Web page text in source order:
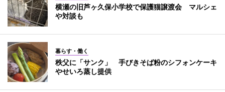
横瀬の旧芦ヶ久保小学校で保護猫譲渡会 マルシェ
や対談も
暮らす・働く
秩父に「サンク」 手びきそば粉のシフォンケーキ
やせいろ蒸し提供